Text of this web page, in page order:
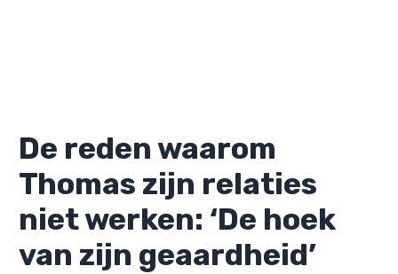
De reden waarom
Thomas zijn relaties
niet werken: ‘De hoek
van zijn geaardheid’